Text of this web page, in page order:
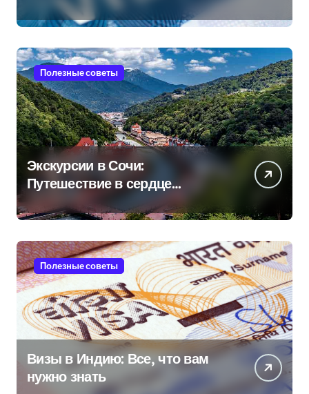
Полезные советы
Экскурсии в Сочи:
Путешествие в сердце
Черноморского курорта
Полезные советы
Визы в Индию: Все, что вам
нужно знать